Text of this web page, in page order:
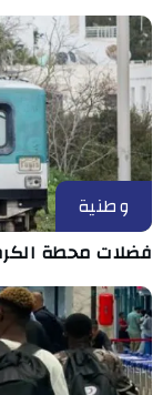
وطنية
فضلات محطة